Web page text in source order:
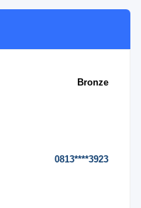
Bronze
0813****3923